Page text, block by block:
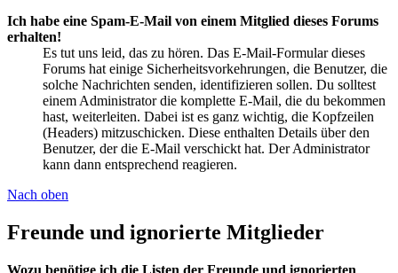
Ich habe eine Spam-E-Mail von einem Mitglied dieses Forums
erhalten!
Es tut uns leid, das zu hören. Das E-Mail-Formular dieses
Forums hat einige Sicherheitsvorkehrungen, die Benutzer, die
solche Nachrichten senden, identifizieren sollen. Du solltest
einem Administrator die komplette E-Mail, die du bekommen
hast, weiterleiten. Dabei ist es ganz wichtig, die Kopfzeilen
(Headers) mitzuschicken. Diese enthalten Details über den
Benutzer, der die E-Mail verschickt hat. Der Administrator
kann dann entsprechend reagieren.
Nach oben
Freunde und ignorierte Mitglieder
Wozu benötige ich die Listen der Freunde und ignorierten